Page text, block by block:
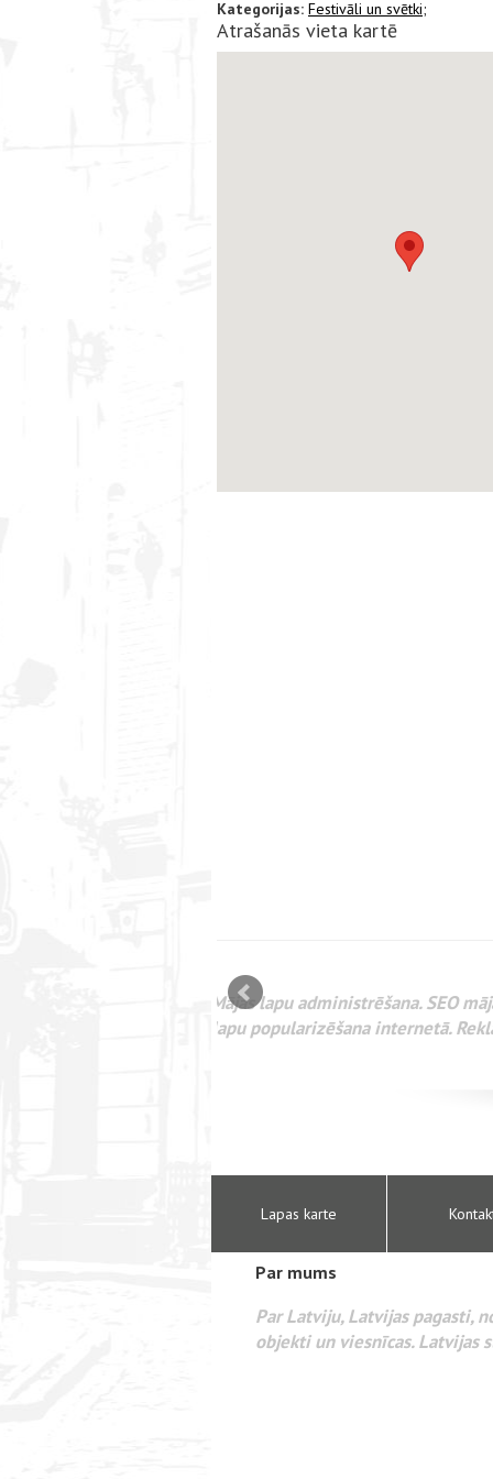
Kategorijas: Festivāli un svētki;
Atrašanās vieta kartē
WEBSEO
Lapas karte
Par mums
Par Latviju, Latvijas pagasti,
objekti un viesnīcas.